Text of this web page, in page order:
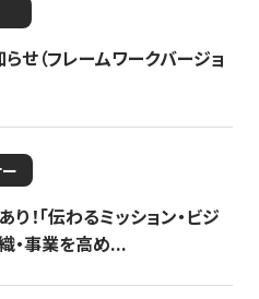
せ（フレームワークバージョ
り！「伝わるミッション・ビジ
・事業を高め...